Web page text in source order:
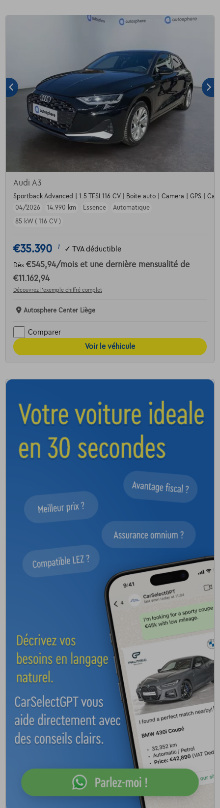
Audi A3
Sportback Advanced | 1.5 TFSI 116 CV | Boite auto | Camera | GPS |
04/2026
14.990 km Essence
Automatique
85 kW ( 116 CV )
€35.390 1 ✓ TVA déductible
Dès €545,94/mois et une dernière mensualité de
€11.162,94
Découvrez l’exemple chiffré complet
Autosphere Center Liège
Comparer
Voir le véhicule